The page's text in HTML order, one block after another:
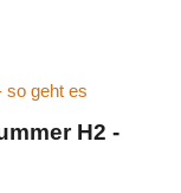
H2 -